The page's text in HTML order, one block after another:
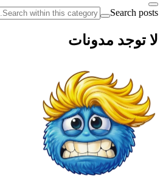
Search posts
لا توجد مدونات